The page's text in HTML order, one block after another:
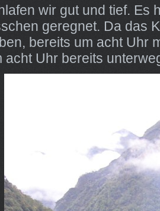
wir gut und tief. Es
geregnet. Da das
bereits um acht Uhr
acht Uhr bereits